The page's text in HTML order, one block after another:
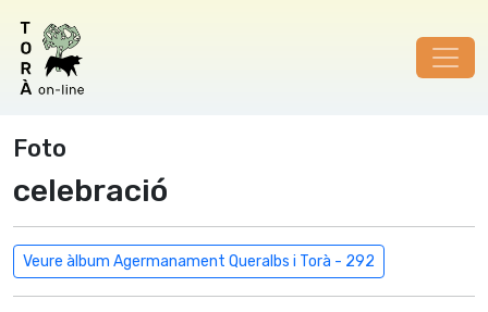
Foto
celebració
Veure àlbum Agermanament Queralbs i Torà - 292